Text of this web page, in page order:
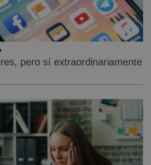
pero sí extraordinariamente